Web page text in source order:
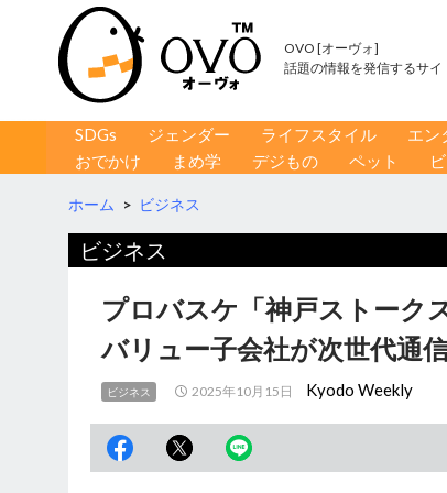
OVO [オーヴォ]
話題の情報を発信するサイ
コンテンツへ移動
SDGs ジェンダー ライフスタイル エン
おでかけ
まめ学 デジもの ペット
ホーム > ビジネス
ビジネス
プロバスケ「神戸ストー
バリュー子会社が次世代通
ビジネス 2025年10月15日 Kyodo Weekly